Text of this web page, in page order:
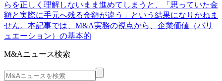
らを正しく理解しないまま進めてしまうと、「思っていた金
額と実際に手元へ残る金額が違う」という結果になりかねま
せん。本記事では、M&A実務の視点から、企業価値（バリ
ュエーション）の基本的
M&Aニュース検索